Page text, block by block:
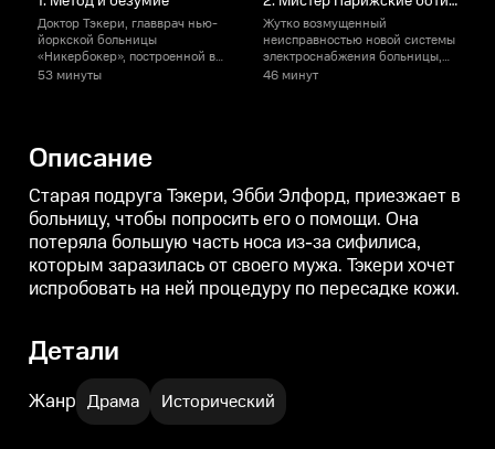
Доктор Тэкери, главврач нью-
йоркской больницы
«Никербокер», построенной в
1900 году, борется с
не было антибиотиков и
переливания крови.
53 минуты
Жутко возмущенный
неисправностью новой системы
электроснабжения больницы,
Тэкери поручает Герману
46 минут
Описание
Старая подруга Тэкери, Эбби Элфорд, приезжает в
больницу, чтобы попросить его о помощи. Она
потеряла большую часть носа из-за сифилиса,
которым заразилась от своего мужа. Тэкери хочет
испробовать на ней процедуру по пересадке кожи.
Детали
Жанр Драма Исторический